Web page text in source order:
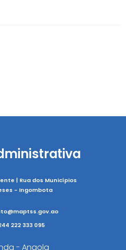
| Rua dos Municípios
- Ingombota
222 333 095
- Angola